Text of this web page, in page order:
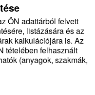
ÖN adattárból felvett
listázására és az
kalkulációjára is. Az
tételében felhasznált
(anyagok, szakmák,